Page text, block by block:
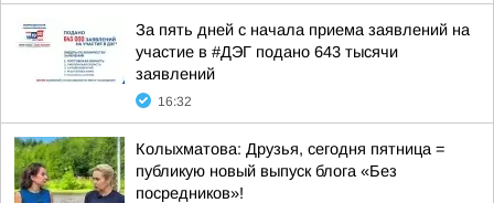
За пять дней с начала приема заявлений на
участие в #ДЭГ подано 643 тысячи
заявлений
16:32
Колыхматова: Друзья, сегодня пятница =
публикую новый выпуск блога «Без
посредников»!